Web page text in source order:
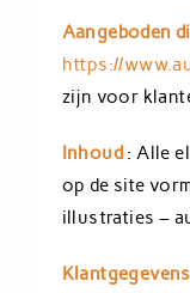
Aangeboden
https://
zijn voor
Inhoud : Alle
op de site
illustraties –
Klantgegevens